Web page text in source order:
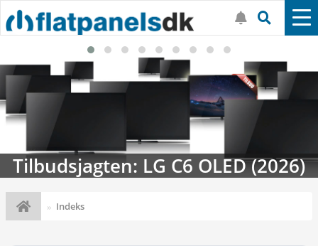
Tilbudsjagten: LG C6 OLED (2026)
Indeks